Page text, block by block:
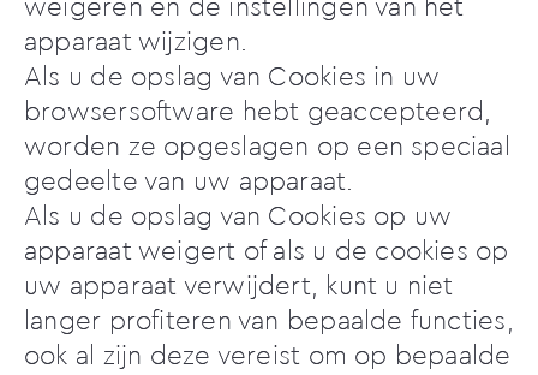
weigeren en de instellingen van het
apparaat wijzigen.
Als u de opslag van Cookies in uw
browsersoftware hebt geaccepteerd,
worden ze opgeslagen op een speciaal
gedeelte van uw apparaat.
Als u de opslag van Cookies op uw
apparaat weigert of als u de cookies op
uw apparaat verwijdert, kunt u niet
langer profiteren van bepaalde functies,
ook al zijn deze vereist om op bepaalde